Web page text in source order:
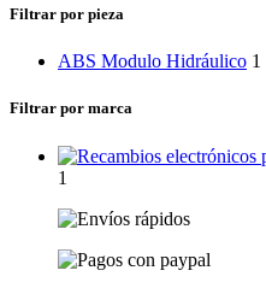
Filtrar por pieza
ABS Modulo Hidráulico 1
Filtrar por marca
1